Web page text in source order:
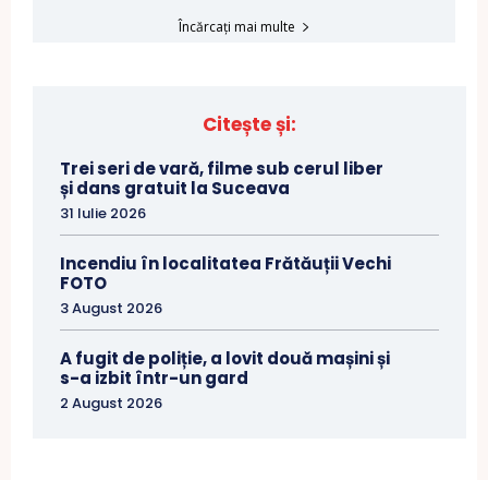
Încărcați mai multe
Citește și:
Trei seri de vară, filme sub cerul liber
și dans gratuit la Suceava
31 Iulie 2026
Incendiu în localitatea Frătăuții Vechi
FOTO
3 August 2026
A fugit de poliție, a lovit două mașini și
s-a izbit într-un gard
2 August 2026